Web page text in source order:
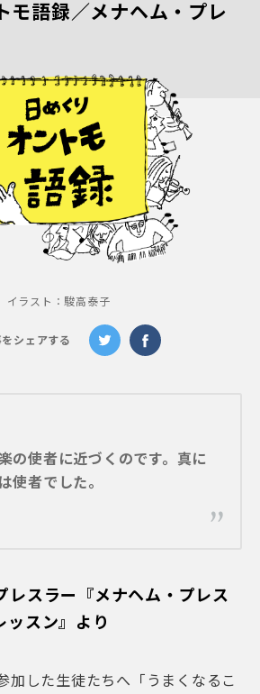
モ語録／メナヘム・プレ
イラスト：駿高泰子
シェアする
の使者に近づくのです。真に
使者でした。
スラー『メナヘム・プレス
ッスン』より
加した生徒たちへ「うまくなるこ